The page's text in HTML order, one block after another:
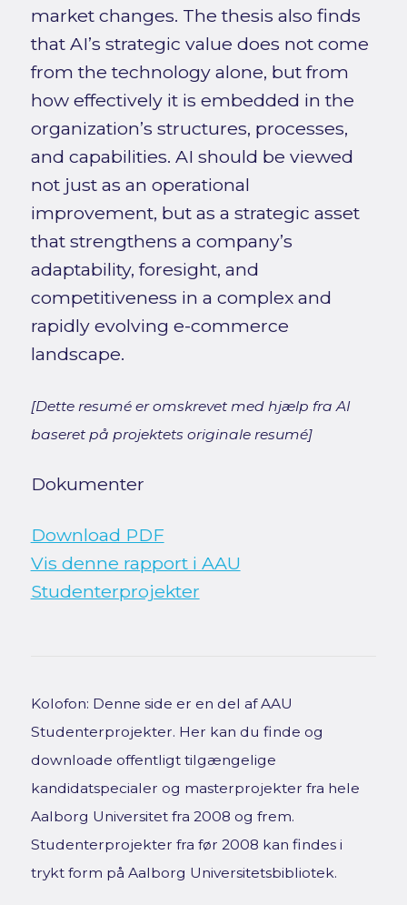
market changes. The thesis also finds
that AI’s strategic value does not come
from the technology alone, but from
how effectively it is embedded in the
organization’s structures, processes,
and capabilities. AI should be viewed
not just as an operational
improvement, but as a strategic asset
that strengthens a company’s
adaptability, foresight, and
competitiveness in a complex and
rapidly evolving e-commerce
landscape.
[Dette resumé er omskrevet med hjælp fra AI
baseret på projektets originale resumé]
Dokumenter
Download PDF
Vis denne rapport i AAU
Studenterprojekter
Kolofon: Denne side er en del af AAU
Studenterprojekter. Her kan du finde og
downloade offentligt tilgængelige
kandidatspecialer og masterprojekter fra hele
Aalborg Universitet fra 2008 og frem.
Studenterprojekter fra før 2008 kan findes i
trykt form på Aalborg Universitetsbibliotek.